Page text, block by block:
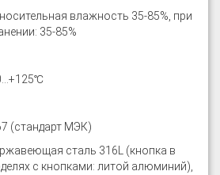
влажность 35-85%, при
35-85%
(стандарт МЭК)
сталь 316L (кнопка в
с кнопками: литой алюминий),